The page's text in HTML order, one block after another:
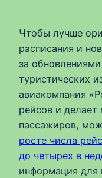
Чтобы лучше
расписания и
за
туристических
авиакомпания
рейсов и
пассажиров,
росте числа
до четырех в
информация для